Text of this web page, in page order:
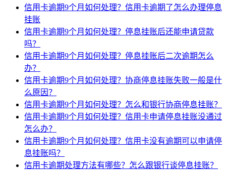
信用卡逾期9个月如何处理？信用卡逾期了怎么办理停息
挂账
信用卡逾期9个月如何处理？停息挂账后还能申请贷款
吗？
信用卡逾期9个月如何处理？停息挂账后二次逾期怎么
办？
信用卡逾期9个月如何处理？协商停息挂账失败一般是什
么原因？
信用卡逾期9个月如何处理？怎么和银行协商停息挂账？
信用卡逾期9个月如何处理？信用卡申请停息挂账没通过
怎么办？
信用卡逾期9个月如何处理？信用卡没有逾期可以申请停
息挂账吗？
信用卡逾期处理方法有哪些？怎么跟银行谈停息挂账？